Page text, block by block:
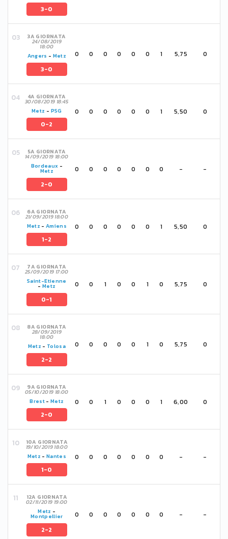
3-0
3A GIORNATA
24/08/2019
18:00
Angers - Metz
3-0
0 0 0 0 0 0 1 5,75 0
4A GIORNATA
30/08/2019 18:45
Metz - PSG
0-2
0 0 0 0 0 0 1 5,50 0
5A GIORNATA
14/09/2019 18:00
Bordeaux -
Metz
2-0
0 0 0 0 0 0 0 - -
6A GIORNATA
21/09/2019 18:00
Metz -Amiens
1-2
0 0 0 0 0 0 1 5,50 0
7A GIORNATA
25/09/2019 17:00
Saint-Etienne
- Metz
0-1
0 0 1 0 0 1 0 5,75 0
8A GIORNATA
28/09/2019
18:00
Metz - Tolosa
2-2
0 0 0 0 0 1 0 5,75 0
9A GIORNATA
05/10/2019 18:00
Brest-Metz
2-0
0 0 1 0 0 0 1 6,00 0
10A GIORNATA
19/10/2019 18:00
Metz -Nantes
1-0
0 0 0 0 0 0 0 - -
12A GIORNATA
02/11/2019 19:00
Metz -
Montpellier
2-2
0 0 0 0 0 0 0 - -